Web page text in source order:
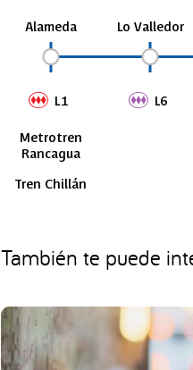
Alameda
L1
Metrotren
Rancagua
Tren Chillán
Lo Valledor
L6
También te puede